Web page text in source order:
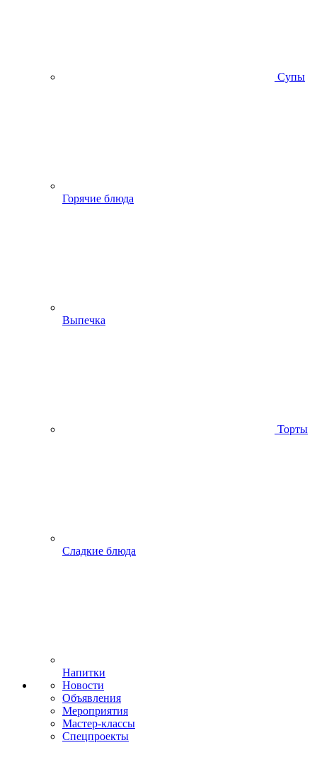
Супы
Горячие блюда
Выпечка
Торты
Сладкие блюда
Напитки
Новости
Объявления
Мероприятия
Мастер-классы
Спецпроекты